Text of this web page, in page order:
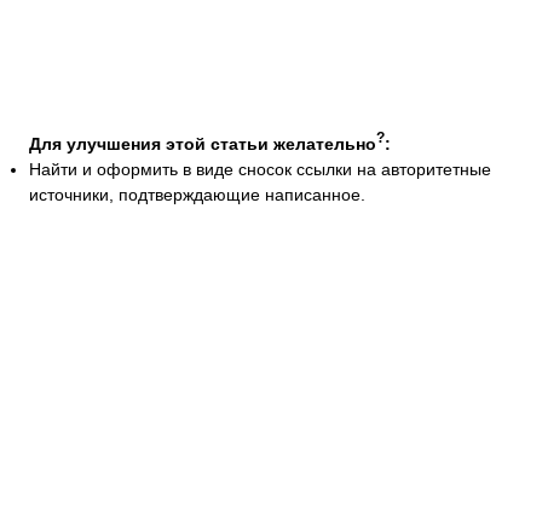
Для улучшения этой статьи желательно?:
Найти и оформить в виде сносок ссылки на авторитетные
источники, подтверждающие написанное.